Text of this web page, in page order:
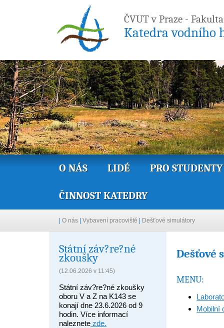
ČVUT v Praze -
Katedra vodního
O NÁS LIDÉ PRO STUDENTY
ČINNOST KATEDRY
| O nás | Vybavení pracoviště | Dešťové simulátory
Státní záv?re?né
zkoušky
(12.06.2026 v 11:45)
Státní záv?re?né zkoušky
oboru V a Z na K143 se
konají dne 23.6.2026 od 9
hodin. Více informací
naleznete zde.
Dešťové
MENU:
Mobilní